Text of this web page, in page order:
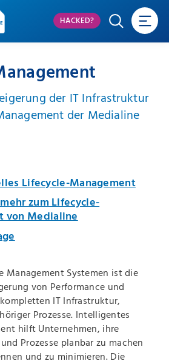
HACKED?
der IT Infrastruktur
der Medialine
Lifecycle-Management
zum Lifecycle-
von Medialine
Management Systemen ist die
von Performance und
IT Infrastruktur,
Prozesse. Intelligentes
hilft Unternehmen, ihre
Prozesse planbar zu machen
und zu minimieren. Die